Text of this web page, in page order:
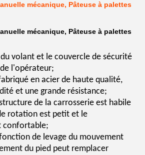
mécanique, Pâteuse à palettes
mécanique, Pâteuse à palettes
volant et le couvercle de sécurité
l'opérateur;
en acier de haute qualité,
et une grande résistance;
de la carrosserie est habile
rotation est petit et le
confortable;
de levage du mouvement
du pied peut remplacer